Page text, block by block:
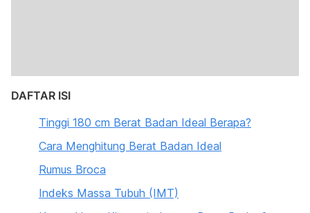
DAFTAR ISI
Tinggi 180 cm Berat Badan Ideal Berapa?
Cara Menghitung Berat Badan Ideal
Rumus Broca
Indeks Massa Tubuh (IMT)